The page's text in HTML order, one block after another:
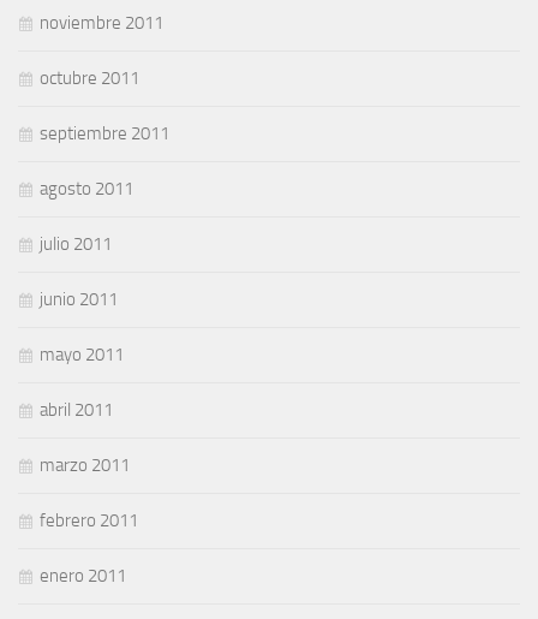
noviembre 2011
octubre 2011
septiembre 2011
agosto 2011
julio 2011
junio 2011
mayo 2011
abril 2011
marzo 2011
febrero 2011
enero 2011